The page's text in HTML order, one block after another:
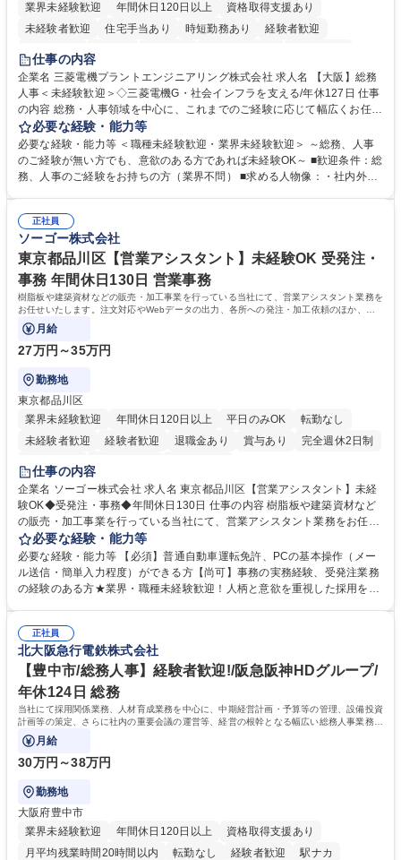
業界未経験歓迎
年間休日120日以上
資格取得支援あり
未経験者歓迎
住宅手当あり 時短勤務あり
経験者歓迎
退職金あり
駅近5分以内
土日祝休み 服装自由 寮・社宅あり 食事補助あり
仕事の内容
企業名 三菱電機プラントエンジニアリング株式会社 求人名 【大阪】総務
人事＜未経験歓迎＞◇三菱電機G・社会インフラを支える/年休127日 仕事
の内容 総務・人事領域を中心に、これまでのご経験に応じて幅広くお任せ
します。 ＜具体的には＞ ・総務/人事労務（給与・社保・勤怠管理など）
・採用・教育研修 ・福利厚生運用 など ※基本的には事務所勤務ですが、
採用や教育等の業務内容により、関西圏以外への日帰り・宿泊を伴う国内
出張もございます。 ※担当業務を持ちつつ、お互いに助け合いながら、総
必要な経験・能力等
必要な経験・能力等 ＜職種未経験歓迎・業界未経験歓迎＞ ～総務、人事
のご経験が無い方でも、意欲のある方であれば未経験OK～ ■歓迎条件：総
務、人事のご経験をお持ちの方（業界不問） ■求める人物像：・社内外の
正社員
ソーゴー株式会社
東京都品川区【営業アシスタント】未経験OK 受発注・
事務 年間休日130日 営業事務
樹脂板や建築資材などの販売・加工事業を行っている当社にて、営業アシスタント業務を
お任せいたします。注文対応やWebデータの出力、各所への発注・加工依頼のほか、電
話・メール対応等の事務業務を担当します。
月給
27万円～35万円
勤務地
東京都品川区
業界未経験歓迎
年間休日120日以上 平日のみOK
転勤なし
未経験者歓迎
経験者歓迎 退職金あり 賞与あり
完全週休2日制
交通費支給
仕事の内容
企業名 ソーゴー株式会社 求人名 東京都品川区【営業アシスタント】未経
験OK◆受発注・事務◆年間休日130日 仕事の内容 樹脂板や建築資材など
の販売・加工事業を行っている当社にて、営業アシスタント業務をお任せ
いたします。注文対応やWebデータの出力、各所への発注・加工依頼のほ
か、電話・メール対応等の事務業務を担当します。 ■受注・発注業務：FA
Xによる注文対応、Web発注データのプリントアウト、各仕入先・協力会
社への発注および加工依頼等 ■納品書・請求書の作成および発送手配 ■商
当社の指定する業務 募集職種 東京都品川区【営業アシスタント】未経験O
K◆受発注・事務◆年間休日130日
必要な経験・能力等
必要な経験・能力等 【必須】普通自動車運転免許、PCの基本操作（メー
ル送信・簡単入力程度）ができる方【尚可】事務の実務経験、受発注業務
の経験のある方★業界・職種未経験歓迎！人柄と意欲を重視した採用を行
変化に臨機応変かつ柔軟に対応できる方、約束を守り正確に作業を進めら
れる方を求めています。高度なPCスキルや関数知識は一切不要です。丁
寧な指導体制が整っているため、安心してお仕事をスタートしていただけ
ます。 学歴・資格 学歴：大学院 大学 高専 短大 専修学校 高校 語学力：
資格：
正社員
北大阪急行電鉄株式会社
【豊中市/総務人事】経験者歓迎!/阪急阪神HDグループ/
年休124日 総務
当社にて採用関係業務、人材育成業務を中心に、中期経営計画・予算等の管理、設備投資
計画等の策定、さらに社内の重要会議の運営等、経営の根幹となる幅広い総務人事業務全
般を担当していただきます。
月給
30万円～38万円
勤務地
大阪府豊中市
業界未経験歓迎
年間休日120日以上
資格取得支援あり
月平均残業時間20時間以内
転勤なし 経験者歓迎
駅ナカ